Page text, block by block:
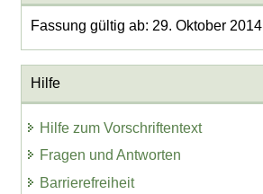
Fassung gültig ab: 29. Oktober 2014
Hilfe
Hilfe zum Vorschriftentext
Fragen und Antworten
Barrierefreiheit